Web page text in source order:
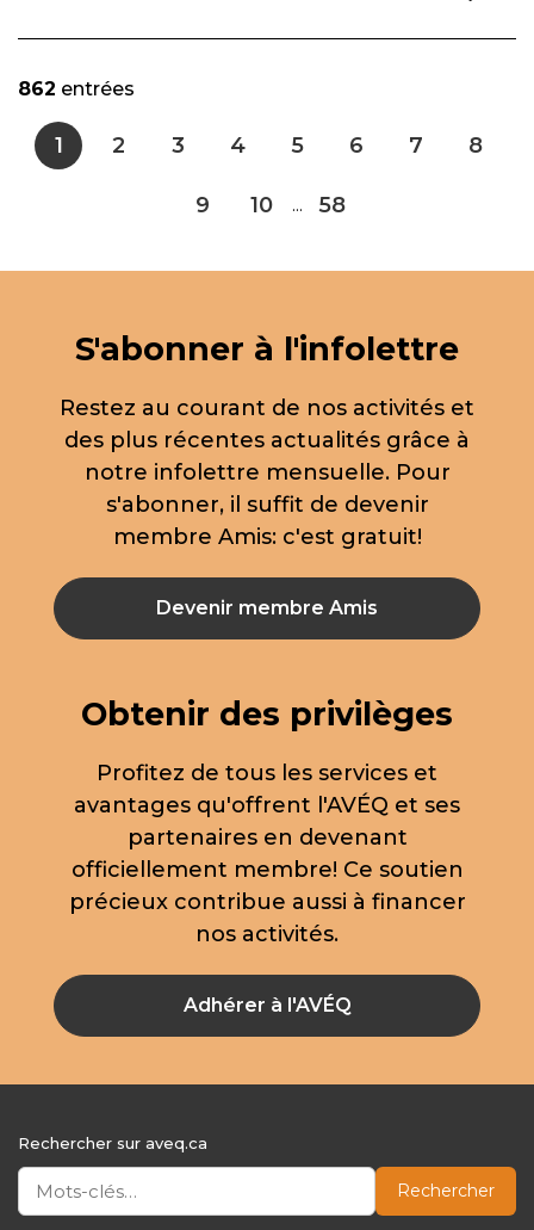
862 entrées
1 2 3 4 5 6 7 8
9 10 ... 58
S'abonner à l'infolettre
Restez au courant de nos activités et
des plus récentes actualités grâce à
notre infolettre mensuelle. Pour
s'abonner, il suffit de devenir
membre Amis: c'est gratuit!
Devenir membre Amis
Obtenir des privilèges
Profitez de tous les services et
avantages qu'offrent l'AVÉQ et ses
partenaires en devenant
officiellement membre! Ce soutien
précieux contribue aussi à financer
nos activités.
Adhérer à l'AVÉQ
Rechercher sur aveq.ca
Rechercher